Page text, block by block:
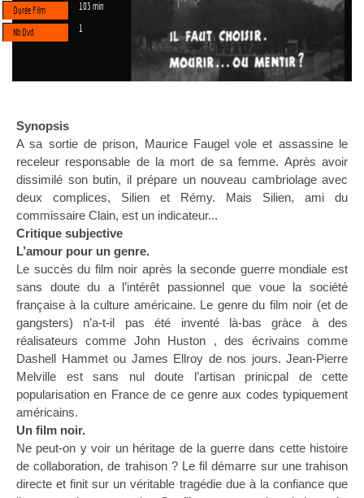
Durée Film 103 min
Nb Dvd 1
Synopsis
A sa sortie de prison, Maurice Faugel vole et assassine le
receleur responsable de la mort de sa femme. Après avoir
dissimilé son butin, il prépare un nouveau cambriolage avec
deux complices, Silien et Rémy. Mais Silien, ami du
commissaire Clain, est un indicateur...
Critique subjective
L’amour pour un genre.
Le succès du film noir après la seconde guerre mondiale est
sans doute du a l’intérêt passionnel que voue la société
française à la culture américaine. Le genre du film noir (et de
gangsters) n’a-t-il pas été inventé là-bas gràce à des
réalisateurs comme John Huston , des écrivains comme
Dashell Hammet ou James Ellroy de nos jours. Jean-Pierre
Melville est sans nul doute l’artisan prinicpal de cette
popularisation en France de ce genre aux codes typiquement
américains.
Un film noir.
Ne peut-on y voir un héritage de la guerre dans cette histoire
de collaboration, de trahison ? Le fil démarre sur une trahison
directe et finit sur un véritable tragédie due à la confiance que